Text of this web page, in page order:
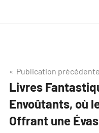
Navigation
de
l’article
Publication précédente
Livres
Envoûtants, où
Offrant une